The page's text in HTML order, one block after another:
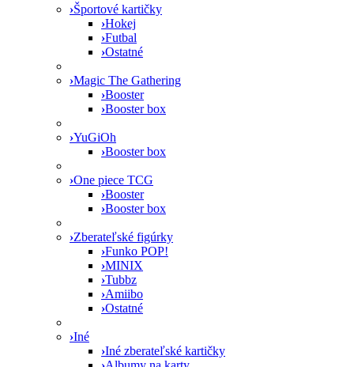
›Športové kartičky
›Hokej
›Futbal
›Ostatné
›Magic The Gathering
›Booster
›Booster box
›YuGiOh
›Booster box
›One piece TCG
›Booster
›Booster box
›Zberateľské figúrky
›Funko POP!
›MINIX
›Tubbz
›Amiibo
›Ostatné
›Iné
›Iné zberateľské kartičky